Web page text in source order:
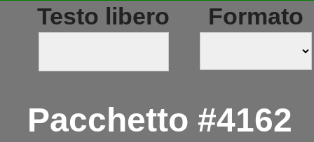
Testo libero Formato
Pacchetto #4162